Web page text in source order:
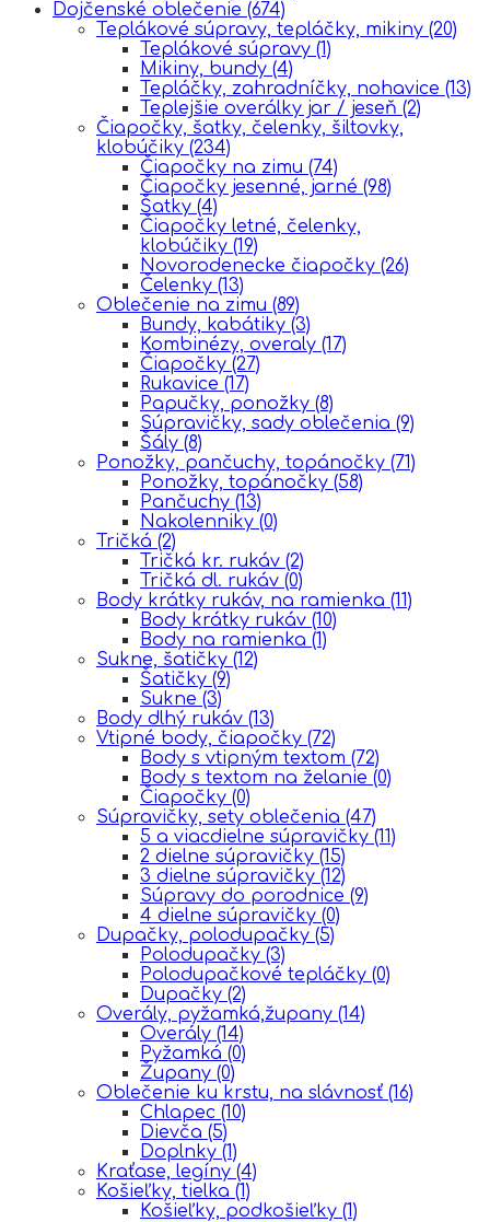
Dojčenské oblečenie (674)
Teplákové súpravy, tepláčky, mikiny (20)
Teplákové súpravy (1)
Mikiny, bundy (4)
Tepláčky, zahradníčky, nohavice (13)
Teplejšie overálky jar / jeseň (2)
Čiapočky, šatky, čelenky, šiltovky,
klobúčiky (234)
Čiapočky na zimu (74)
Čiapočky jesenné, jarné (98)
Šatky (4)
Čiapočky letné, čelenky,
klobúčiky (19)
Novorodenecke čiapočky (26)
Čelenky (13)
Oblečenie na zimu (89)
Bundy, kabátiky (3)
Kombinézy, overaly (17)
Čiapočky (27)
Rukavice (17)
Papučky, ponožky (8)
Súpravičky, sady oblečenia (9)
Šály (8)
Ponožky, pančuchy, topánočky (71)
Ponožky, topánočky (58)
Pančuchy (13)
Nakolenniky (0)
Tričká (2)
Tričká kr. rukáv (2)
Tričká dl. rukáv (0)
Body krátky rukáv, na ramienka (11)
Body krátky rukáv (10)
Body na ramienka (1)
Sukne, šatičky (12)
Šatičky (9)
Sukne (3)
Body dlhý rukáv (13)
Vtipné body, čiapočky (72)
Body s vtipným textom (72)
Body s textom na želanie (0)
Čiapočky (0)
Súpravičky, sety oblečenia (47)
5 a viacdielne súpravičky (11)
2 dielne súpravičky (15)
3 dielne súpravičky (12)
Súpravy do porodnice (9)
4 dielne súpravičky (0)
Dupačky, polodupačky (5)
Polodupačky (3)
Polodupačkové tepláčky (0)
Dupačky (2)
Overály, pyžamká,župany (14)
Overály (14)
Pyžamká (0)
Župany (0)
Oblečenie ku krstu, na slávnosť (16)
Chlapec (10)
Dievča (5)
Doplnky (1)
Kraťase, legíny (4)
Košieľky, tielka (1)
Košieľky, podkošieľky (1)